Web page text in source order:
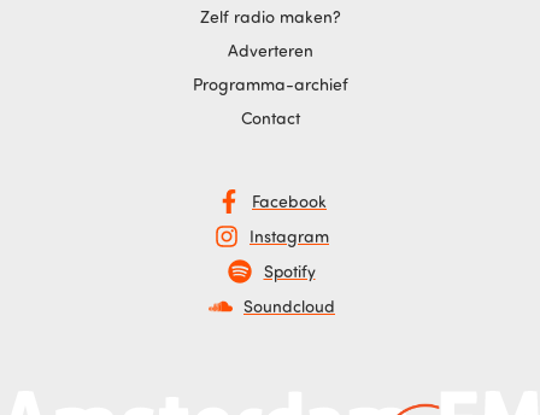
Zelf radio maken?
Adverteren
Programma-archief
Contact
Facebook
Instagram
Spotify
Soundcloud